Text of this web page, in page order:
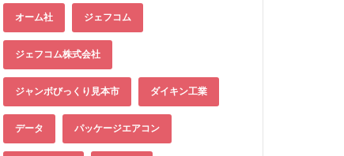
オーム社 ジェフコム
ジェフコム株式会社
ジャンボびっくり見本市 ダイキン工業
データ パッケージエアコン